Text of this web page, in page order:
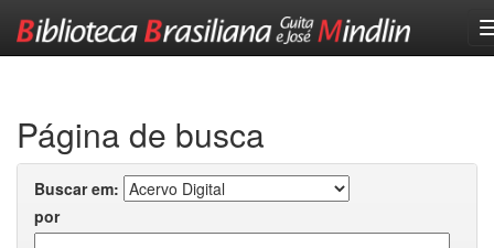
Página de busca
Buscar em:
por